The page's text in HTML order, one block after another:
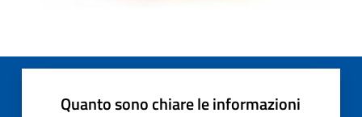
Quanto sono chiare le informazioni